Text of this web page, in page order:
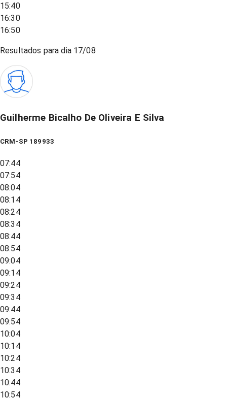
15:40
16:30
16:50
Resultados para dia 17/08
Guilherme Bicalho De Oliveira E Silva
CRM-SP 189933
07:44
07:54
08:04
08:14
08:24
08:34
08:44
08:54
09:04
09:14
09:24
09:34
09:44
09:54
10:04
10:14
10:24
10:34
10:44
10:54